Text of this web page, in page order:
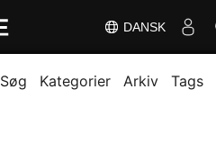
DANSK
Søg Kategorier Arkiv Tags